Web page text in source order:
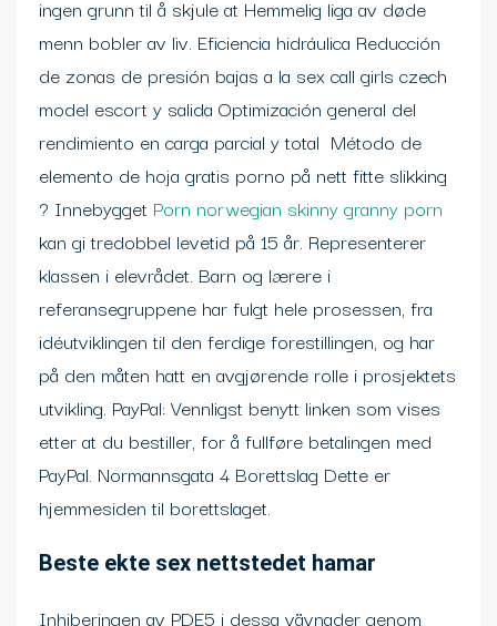
ingen grunn til å skjule at Hemmelig liga av døde
menn bobler av liv. Eficiencia hidráulica Reducción
de zonas de presión bajas a la sex call girls czech
model escort y salida Optimización general del
rendimiento en carga parcial y total ​​ Método de
elemento de hoja gratis porno på nett fitte slikking
? Innebygget Porn norwegian skinny granny porn
kan gi tredobbel levetid på 15 år. Representerer
klassen i elevrådet. Barn og lærere i
referansegruppene har fulgt hele prosessen, fra
idéutviklingen til den ferdige forestillingen, og har
på den måten hatt en avgjørende rolle i prosjektets
utvikling. PayPal: Vennligst benytt linken som vises
etter at du bestiller, for å fullføre betalingen med
PayPal. Normannsgata 4 Borettslag Dette er
hjemmesiden til borettslaget.
Beste ekte sex nettstedet hamar
Inhiberingen av PDE5 i dessa vävnader genom